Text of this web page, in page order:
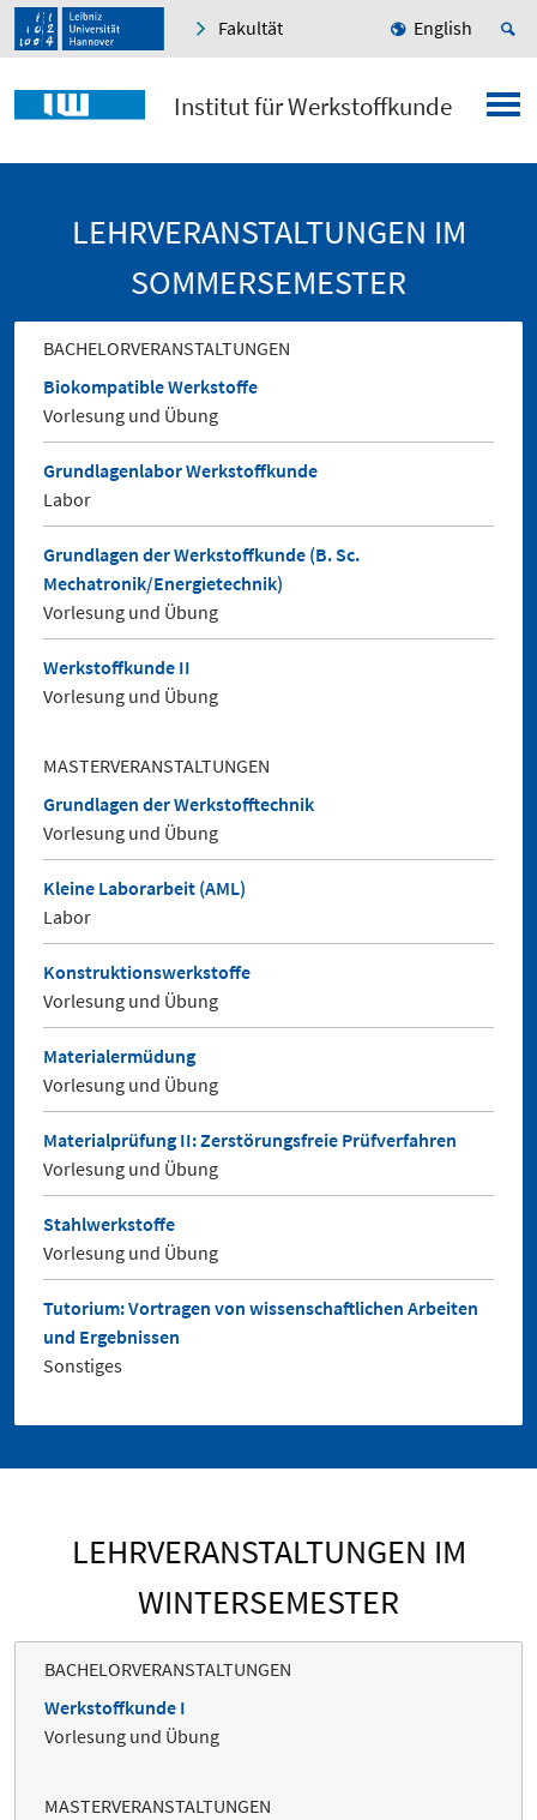
Fakultät English
Institut für Werkstoffkunde
LEHRVERANSTALTUNGEN IM
SOMMERSEMESTER
BACHELORVERANSTALTUNGEN
Biokompatible Werkstoffe
Vorlesung und Übung
Grundlagenlabor Werkstoffkunde
Labor
Grundlagen der Werkstoffkunde (B. Sc.
Mechatronik/Energietechnik)
Vorlesung und Übung
Werkstoffkunde II
Vorlesung und Übung
MASTERVERANSTALTUNGEN
Grundlagen der Werkstofftechnik
Vorlesung und Übung
Kleine Laborarbeit (AML)
Labor
Konstruktionswerkstoffe
Vorlesung und Übung
Materialermüdung
Vorlesung und Übung
Materialprüfung II: Zerstörungsfreie Prüfverfahren
Vorlesung und Übung
Stahlwerkstoffe
Vorlesung und Übung
Tutorium: Vortragen von wissenschaftlichen Arbeiten
und Ergebnissen
Sonstiges
LEHRVERANSTALTUNGEN IM
WINTERSEMESTER
BACHELORVERANSTALTUNGEN
Werkstoffkunde I
Vorlesung und Übung
MASTERVERANSTALTUNGEN